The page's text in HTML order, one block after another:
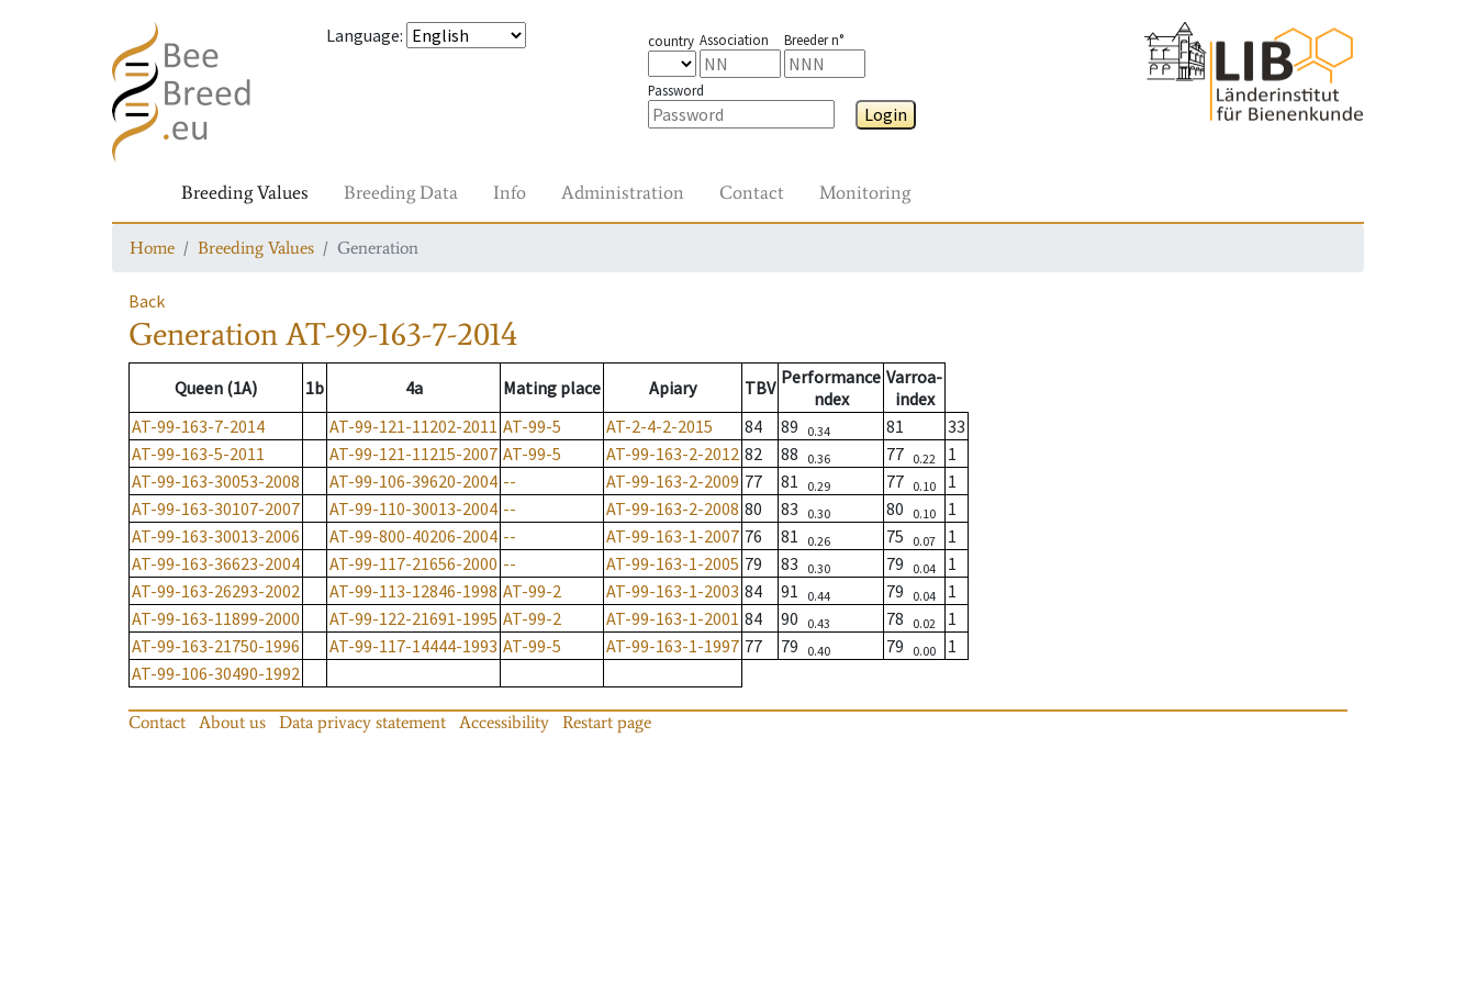
Language: country Association Breeder n°
Password
Login
Breeding Values Breeding Data Info Administration Contact Monitoring
Home Breeding Values Generation
Back
GenerationAT-99-163-7-2014
Queen (1A) 1b 4a Mating place Apiary TBV Performance
ndex
Varroa-
index
AT-99-163-7-2014
AT-99-121-11202-2011 AT-99-5 AT-2-4-2-2015 84 89 0.34 81
33
AT-99-163-5-2011
AT-99-121-11215-2007 AT-99-5 AT-99-163-2-2012 82 88 0.36 77 0.22
1
AT-99-163-30053-2008
AT-99-106-39620-2004 -- AT-99-163-2-2009 77 81 0.29 77 0.10
1
AT-99-163-30107-2007
AT-99-110-30013-2004 -- AT-99-163-2-2008 80 83 0.30 80 0.10
1
AT-99-163-30013-2006
AT-99-800-40206-2004 -- AT-99-163-1-2007 76 81 0.26 75 0.07
1
AT-99-163-36623-2004
AT-99-117-21656-2000 -- AT-99-163-1-2005 79 83 0.30 79 0.04
1
AT-99-163-26293-2002
AT-99-113-12846-1998 AT-99-2 AT-99-163-1-2003 84 91 0.44 79 0.04
1
AT-99-163-11899-2000
AT-99-122-21691-1995 AT-99-2 AT-99-163-1-2001 84 90 0.43 78 0.02
1
AT-99-163-21750-1996
AT-99-117-14444-1993 AT-99-5 AT-99-163-1-1997 77 79 0.40 79 0.00
1
AT-99-106-30490-1992
Contact About us Data privacy statement Accessibility Restart page